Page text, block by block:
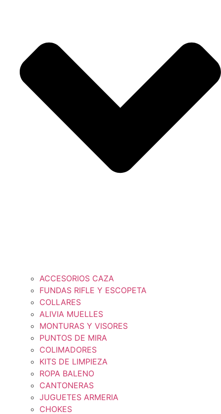
ACCESORIOS CAZA
FUNDAS RIFLE Y ESCOPETA
COLLARES
ALIVIA MUELLES
MONTURAS Y VISORES
PUNTOS DE MIRA
COLIMADORES
KITS DE LIMPIEZA
ROPA BALENO
CANTONERAS
JUGUETES ARMERIA
CHOKES